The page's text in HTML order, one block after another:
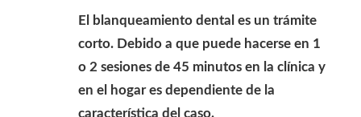
El blanqueamiento dental es un trámite
corto. Debido a que puede hacerse en 1
o 2 sesiones de 45 minutos en la clínica y
en el hogar es dependiente de la
característica del caso.